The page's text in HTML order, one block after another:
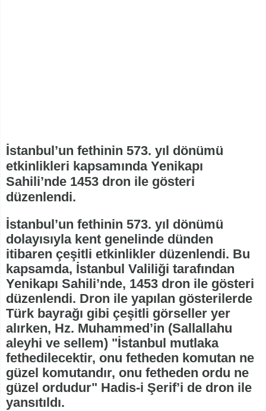
İstanbul’un fethinin 573. yıl dönümü
etkinlikleri kapsamında Yenikapı
Sahili’nde 1453 dron ile gösteri
düzenlendi.
İstanbul’un fethinin 573. yıl dönümü
dolayısıyla kent genelinde dünden
itibaren çeşitli etkinlikler düzenlendi. Bu
kapsamda, İstanbul Valiliği tarafından
Yenikapı Sahili’nde, 1453 dron ile gösteri
düzenlendi. Dron ile yapılan gösterilerde
Türk bayrağı gibi çeşitli görseller yer
alırken, Hz. Muhammed’in (Sallallahu
aleyhi ve sellem) "İstanbul mutlaka
fethedilecektir, onu fetheden komutan ne
güzel komutandır, onu fetheden ordu ne
güzel ordudur" Hadis-i Şerif’i de dron ile
yansıtıldı.